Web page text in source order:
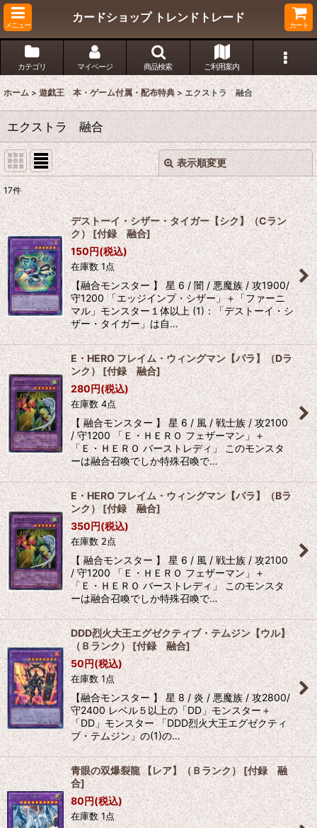
メニュー
カードショップ トレンドトレード
カート
カテゴリ マイページ 商品検索 ご利用案内
ホーム > 遊戯王 本・ゲーム付属・配布特典 > エクストラ 融合
エクストラ 融合
表示順変更
表示数:
在庫あり
並び順:
絞り込む
閉じる
17件
デストーイ・シザー・タイガー【シク】（Cラン
ク）[付録 融合]
150円(税込)
在庫数 1点
【融合モンスター 】 星 6 / 闇 / 悪魔族 / 攻1900/
守1200 「エッジインプ・シザー」＋「ファーニ
マル」モンスター１体以上 (1)：「デストーイ・シ
ザー・タイガー」は自…
E・HERO フレイム・ウィングマン【パラ】（Dラ
ンク） [付録 融合]
280円(税込)
在庫数 4点
【 融合モンスター 】 星 6 / 風 / 戦士族 / 攻2100
/ 守1200 「Ｅ・ＨＥＲＯ フェザーマン」＋
「Ｅ・ＨＥＲＯ バーストレディ」 このモンスタ
ーは融合召喚でしか特殊召喚で…
E・HERO フレイム・ウィングマン【パラ】（Bラ
ンク）[付録 融合]
350円(税込)
在庫数 2点
【 融合モンスター 】 星 6 / 風 / 戦士族 / 攻2100
/ 守1200 「Ｅ・ＨＥＲＯ フェザーマン」＋
「Ｅ・ＨＥＲＯ バーストレディ」 このモンスタ
ーは融合召喚でしか特殊召喚で…
DDD烈火大王エグゼクティブ・テムジン【ウル】
（Ｂランク）[付録 融合]
50円(税込)
在庫数 1点
【融合モンスター 】 星 8 / 炎 / 悪魔族 / 攻2800/
守2400 レベル５以上の「DD」モンスター＋
「DD」モンスター 「DDD烈火大王エグゼクティ
ブ・テムジン」の(1)の…
青眼の双爆裂龍 【レア】（Ｂランク） [付録 融
合]
80円(税込)
在庫数 1点